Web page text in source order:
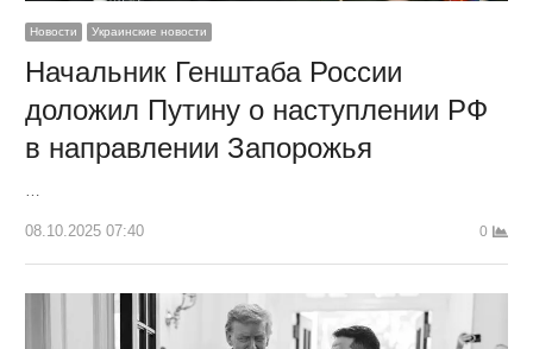
Новости Украинские новости
Начальник Генштаба России
доложил Путину о наступлении РФ
в направлении Запорожья
08.10.2025 07:40 0